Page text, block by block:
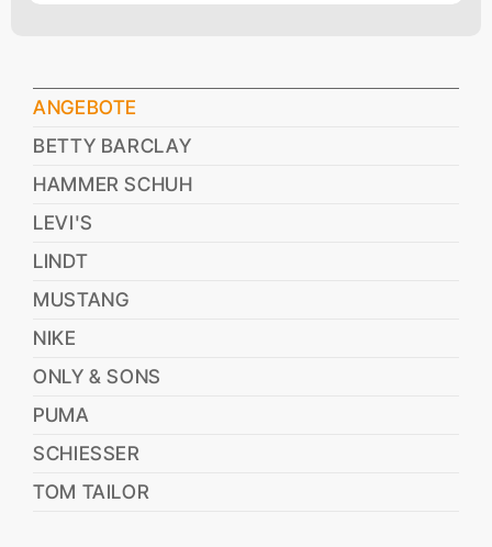
ANGEBOTE
BETTY BARCLAY
HAMMER SCHUH
LEVI'S
LINDT
MUSTANG
NIKE
ONLY & SONS
PUMA
SCHIESSER
TOM TAILOR